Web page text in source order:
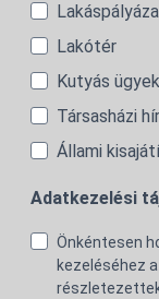
Lakótér
Kutyás ügyek
Társasházi
Állami
Adatkezelési
Önkéntesen
kezeléséhez